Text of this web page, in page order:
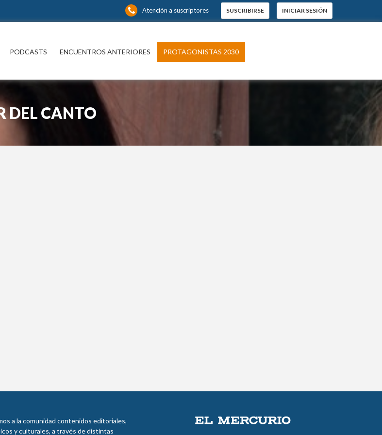
SUSCRIBIRSE INICIAR SESIÓN
Atención a suscriptores
PODCASTS ENCUENTROS ANTERIORES PROTAGONISTAS 2030
DEL CANTO
a la comunidad contenidos editoriales,
y culturales, a través de distintas